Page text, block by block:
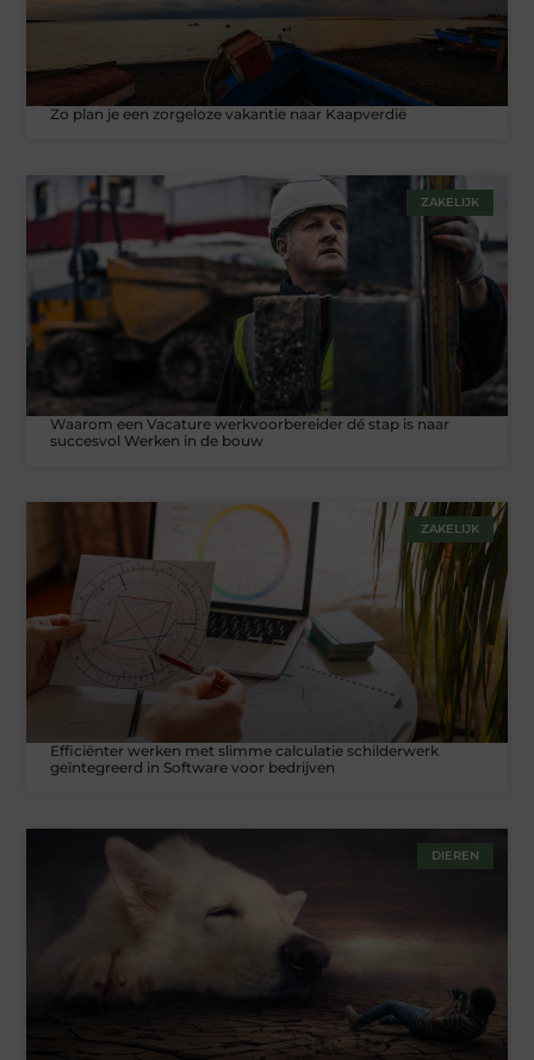
Zo plan je een zorgeloze vakantie naar Kaapverdië
ZAKELIJK
Waarom een Vacature werkvoorbereider dé stap is naar
succesvol Werken in de bouw
ZAKELIJK
Efficiënter werken met slimme calculatie schilderwerk
geïntegreerd in Software voor bedrijven
DIEREN